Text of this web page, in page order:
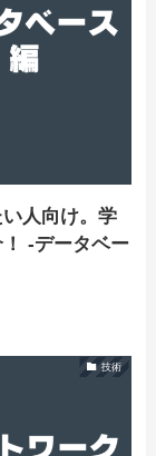
人向け。学
-データベー
技術